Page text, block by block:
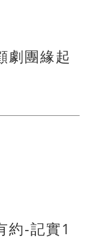
劇團緣起
約-記實1